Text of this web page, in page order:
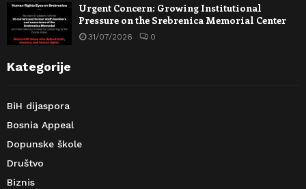
Urgent Concern: Growing Institutional
Pressure on the Srebrenica Memorial Center
31/07/2026 0
Kategorije
BiH dijaspora
Bosnia Appeal
Dopunske škole
Društvo
Biznis